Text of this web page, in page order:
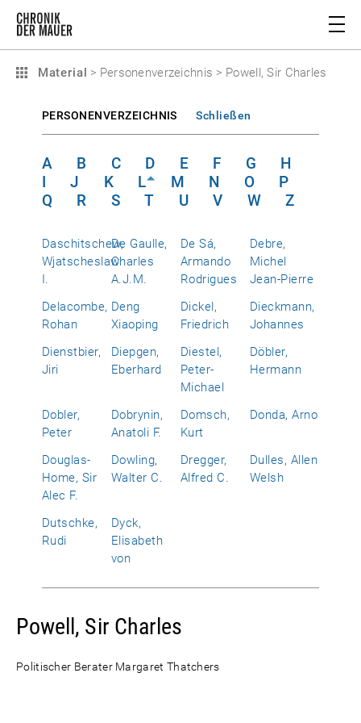
Material > Personenverzeichnis > Powell, Sir Charles
PERSONENVERZEICHNIS Schließen
A B C D E F G
H
I
J K L M N O
P
Q
R S T U V W Z
Daschitschew,
Wjatscheslaw
I.
De Gaulle,
Charles
A.J.M.
De Sá,
Armando
Rodrigues
Debre,
Michel
Jean-Pierre
Delacombe,
Rohan
Deng
Xiaoping
Dickel,
Friedrich
Dieckmann,
Johannes
Dienstbier,
Jiri
Diepgen,
Eberhard
Diestel,
Peter-
Michael
Döbler,
Hermann
Dobler,
Peter
Dobrynin,
Anatoli F.
Domsch,
Kurt
Donda, Arno
Douglas-
Home, Sir
Alec F.
Dowling,
Walter C.
Dregger,
Alfred C.
Dulles, Allen
Welsh
Dutschke,
Rudi
Dyck,
Elisabeth
von
Powell, Sir Charles
Politischer Berater Margaret Thatchers